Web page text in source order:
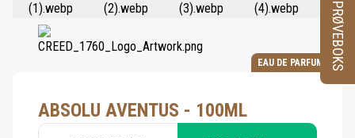
EAU DE PARFUM
ABSOLU AVENTUS - 100ML
PRØVEBOKS